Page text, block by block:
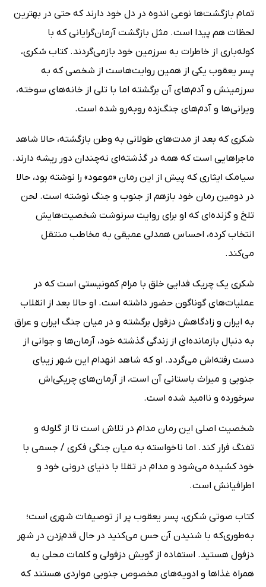
تمام بازگشت‌ها نوعی اندوه در دل خود دارند که حتی در بهترین
لحظات هم پیدا است. مثل بازگشت آرمان‌گرایانی که با
کوله‌باری از خاطرات به سرزمین خود بازمی‌گردند. کتاب شکری،
پسر یعقوب یکی از همین روایت‌هاست از شخصی که به
سرزمینش و آدم‌های آن برگشته اما با تلی از خانه‌های سوخته،
ویرانی‌ها و آدم‌های جنگ‌زده روبه‌رو شده است.
شکری که بعد از مدت‌های طولانی به وطن بازگشته، حالا شاهد
ماجراهایی است که همه در گذشته‌ای نه‌چندان دور ریشه دارند.
سیامک ایثاری که پیش‌ از این رمان «موعود» را نوشته بود، حالا
در دومین رمان خود بازهم از جنوب و جنگ نوشته است. لحن
تلخ و گزنده‌ای که او برای روایت سرنوشت شخصیت‌هایش
انتخاب کرده، احساس همدلی عمیقی به مخاطب منتقل
می‌کند.
شکری یک چریک فدایی خلق با مرام کمونیستی است که در
عملیات‌های گوناگون حضور داشته است. او حالا بعد از انقلاب
به ایران و زادگاهش دزفول برگشته و در میان جنگ ایران و عراق
به دنبال بازمانده‌ای از زندگی گذشته خود، آرمان‌ها و جوانی از
دست رفته‌اش می‌گردد. او که شاهد انهدام این شهر زیبای
جنوبی و میراث باستانی آن است، از آرمان‌های چریکی‌اش
سرخورده و ناامید شده است.
شخصیت اصلی این رمان مدام در تلاش است تا از گلوله و
تفنگ فرار کند. اما ناخواسته به میان جنگی فکری / جسمی با
خود کشیده می‌شود و مدام در تقلا با دنیای درونی خود و
اطرافیانش است.
کتاب صوتی شکری، پسر یعقوب پر از توصیفات شهری است؛
به‌طوری‌که با شنیدن آن حس می‌کنید در حال قدم‌زدن در شهر
دزفول هستید. استفاده از گویش دزفولی و کلمات محلی به
همراه غذاها و ادویه‌های مخصوص جنوبی مواردی هستند که